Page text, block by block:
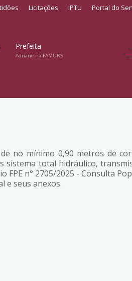
Licitações IPTU Portal do
Prefeita
Adriane na FAMURS
no mínimo 0,90 metros de
sistema total hidráulico,
FPE n° 2705/2025 - Consulta
e seus anexos.